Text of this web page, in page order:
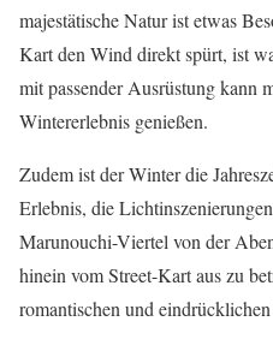
majestätische Natur ist etwas
Kart den Wind direkt spürt, ist
mit passender Ausrüstung kann
Wintererlebnis genießen.
Zudem ist der Winter die
Erlebnis, die
Marunouchi-Viertel von der
hinein vom Street-Kart aus zu
romantischen und